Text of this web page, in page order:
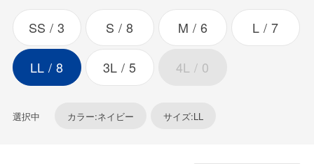
SS 3 S 8 M 6 L 7
LL 8 3L 5 4L 0
選択中 カラー:ネイビー サイズ:LL